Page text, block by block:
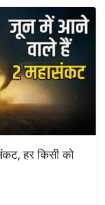
हर किसी को